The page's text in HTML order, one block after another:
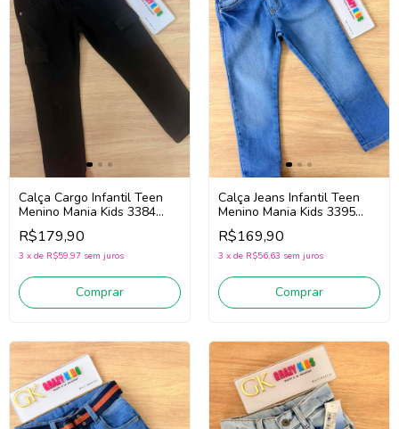
Calça Cargo Infantil Teen
Menino Mania Kids 3384
(Preto)
R$179,90
3 x de R$59,97 sem juros
Comprar
Calça Jeans Infantil Teen
Menino Mania Kids 3395
(Jeans Claro)
R$169,90
3 x de R$56,63 sem juros
Comprar